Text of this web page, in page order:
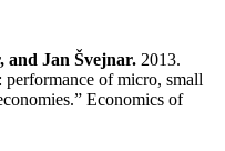
and Jan Švejnar. 2013.
of micro, small
Economics of